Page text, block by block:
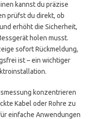
kannst du präzise
prüfst du direkt, ob
erhöht die Sicherheit,
holen musst.
sofort Rückmeldung,
ist – ein wichtiger
konzentrieren
Kabel oder Rohre zu
einfache Anwendungen